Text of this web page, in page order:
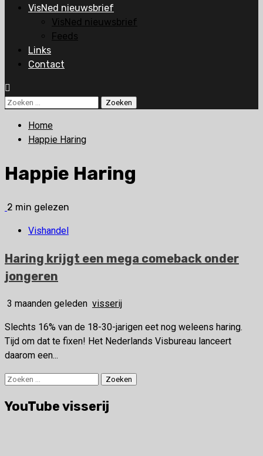
VisNed nieuwsbrief
VisNed nieuwsbrief
Feeds
Links
Contact
Zoeken
Home
Happie Haring
Happie Haring
2 min gelezen
Vishandel
Haring krijgt een mega comeback onder
jongeren
3 maanden geleden visserij
Slechts 16% van de 18-30-jarigen eet nog weleens haring.
Tijd om dat te fixen! Het Nederlands Visbureau lanceert
daarom een...
Zoeken
YouTube visserij